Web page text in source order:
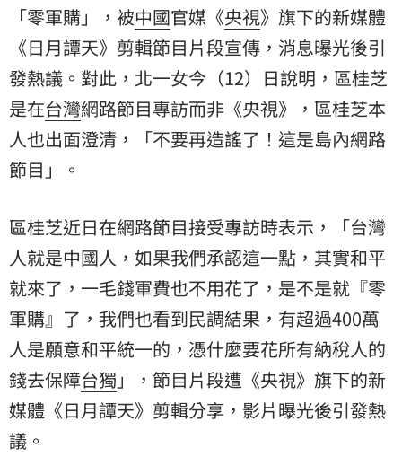
「零軍購」，被中國官媒《央視》旗下的新媒體
《日月譚天》剪輯節目片段宣傳，消息曝光後引
發熱議。對此，北一女今（12）日說明，區桂芝
是在台灣網路節目專訪而非《央視》，區桂芝本
人也出面澄清，「不要再造謠了！這是島內網路
節目」。
區桂芝近日在網路節目接受專訪時表示，「台灣
人就是中國人，如果我們承認這一點，其實和平
就來了，一毛錢軍費也不用花了，是不是就『零
軍購』了，我們也看到民調結果，有超過400萬
人是願意和平統一的，憑什麼要花所有納稅人的
錢去保障台獨 」，節目片段遭《央視》旗下的新
媒體《日月譚天》剪輯分享，影片曝光後引發熱
議。